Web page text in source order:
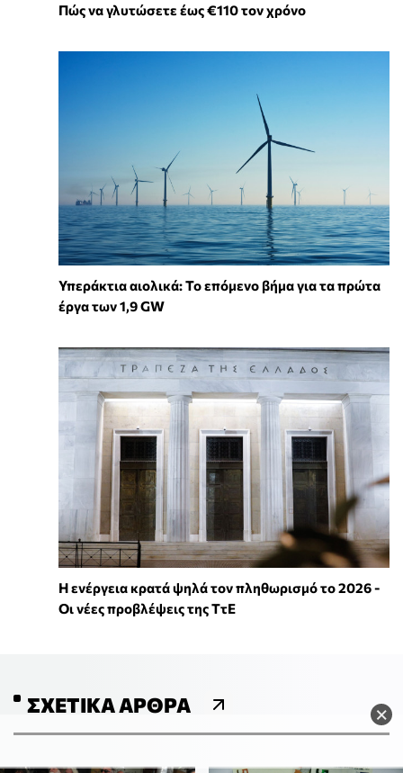
×
Πώς να γλυτώσετε έως €110 τον χρόνο
Υπεράκτια αιολικά: Το επόμενο βήμα για τα πρώτα
έργα των 1,9 GW
Η ενέργεια κρατά ψηλά τον πληθωρισμό το 2026 -
Οι νέες προβλέψεις της ΤτΕ
ΣΧΕΤΙΚΆ ΆΡΘΡΑ